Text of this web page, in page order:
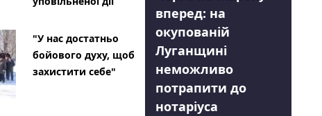
"У нас достатньо
бойового духу, щоб
захистити себе"
вперед: на
окупованій
Луганщині
неможливо
потрапити до
нотаріуса